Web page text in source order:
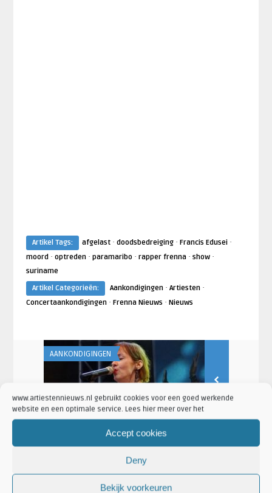
www.artiestennieuws.nl gebruikt cookies voor een goed werkende
website en een optimale service. Lees hier meer over het
Accept cookies
Deny
Bekijk voorkeuren
Artikel Tags: afgelast· doodsbedreiging· Francis Edusei·
moord· optreden· paramaribo· rapper frenna· show·
suriname
Artikel Categorieën:
Aankondigingen· Artiesten·
Concertaankondigingen· Frenna Nieuws · Nieuws
Live
AANKONDIGINGEN
Lisa van Dorrestein
Suzanne Vega in voorjaar 2021
naar TivoliVredenburg
Lisa van
concerten